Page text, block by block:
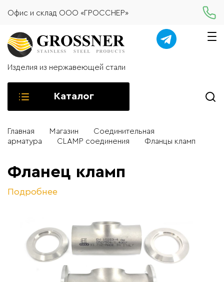
Офис и склад ООО «ГРОССНЕР»
Изделия из нержавеющей стали
Каталог
Главная Магазин
Соединительная
арматура
CLAMP соединения Фланцы кламп
Фланец кламп
Подробнее